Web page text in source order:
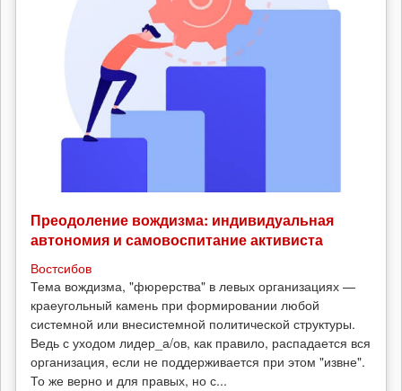
Преодоление вождизма: индивидуальная
автономия и самовоспитание активиста
Востсибов
Тема вождизма, "фюрерства" в левых организациях —
краеугольный камень при формировании любой
системной или внесистемной политической структуры.
Ведь с уходом лидер_а/ов, как правило, распадается вся
организация, если не поддерживается при этом "извне".
То же верно и для правых, но с...